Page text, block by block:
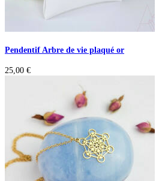
Pendentif Arbre de vie plaqué or
25,00 €